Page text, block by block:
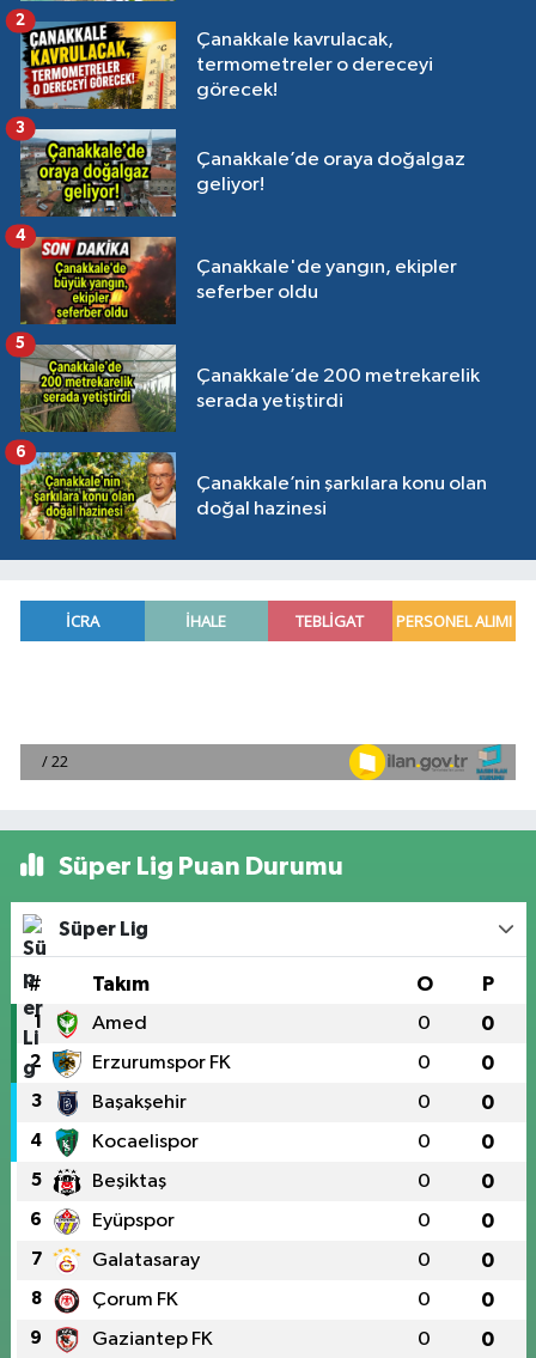
Çanakkale kavrulacak,
termometreler o dereceyi
görecek!
2
Çanakkale’de oraya doğalgaz
geliyor!
3
Çanakkale'de yangın, ekipler
seferber oldu
4
Çanakkale’de 200 metrekarelik
serada yetiştirdi
5
Çanakkale’nin şarkılara konu olan
doğal hazinesi
6
Süper Lig Puan Durumu
Süper Lig
# Takım O P
1 Amed 0 0
2 Erzurumspor FK 0 0
3 Başakşehir 0 0
4 Kocaelispor 0 0
5 Beşiktaş 0 0
6 Eyüpspor 0 0
7 Galatasaray 0 0
8 Çorum FK 0 0
9 Gaziantep FK 0 0